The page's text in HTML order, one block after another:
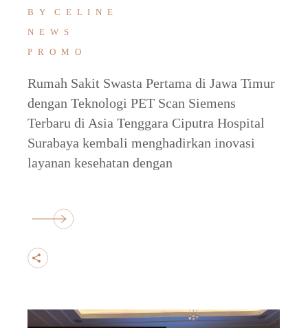
BY
CELINE
NEWS
PROMO
Rumah Sakit Swasta Pertama di Jawa Timur
dengan Teknologi PET Scan Siemens
Terbaru di Asia Tenggara Ciputra Hospital
Surabaya kembali menghadirkan inovasi
layanan kesehatan dengan